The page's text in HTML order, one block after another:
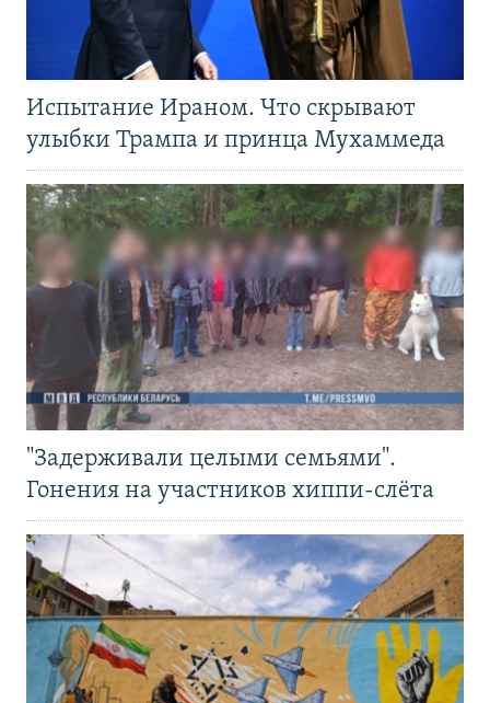
Испытание Ираном. Что скрывают
улыбки Трампа и принца Мухаммеда
"Задерживали целыми семьями".
Гонения на участников хиппи-слёта